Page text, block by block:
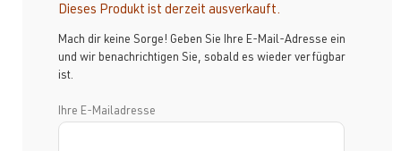
Dieses Produkt ist derzeit ausverkauft.
Mach dir keine Sorge! Geben Sie Ihre E-Mail-Adresse ein
und wir benachrichtigen Sie, sobald es wieder verfügbar
ist.
Ihre E-Mailadresse